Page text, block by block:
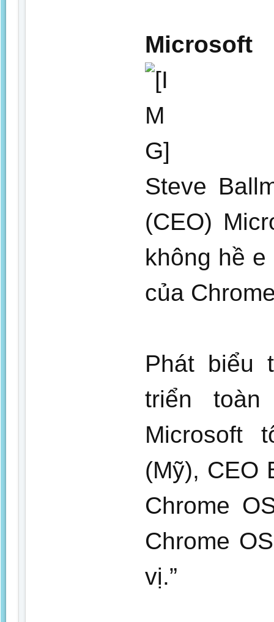
Microsoft
Steve
(CEO)
không hề e
của
Phát biểu
triển
Microsoft
(Mỹ), CEO
Chrome
Chrome
vị.”